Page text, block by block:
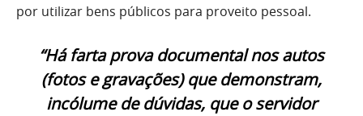
por utilizar bens públicos para proveito pessoal.
“Há farta prova documental nos autos
(fotos e gravações) que demonstram,
incólume de dúvidas, que o servidor